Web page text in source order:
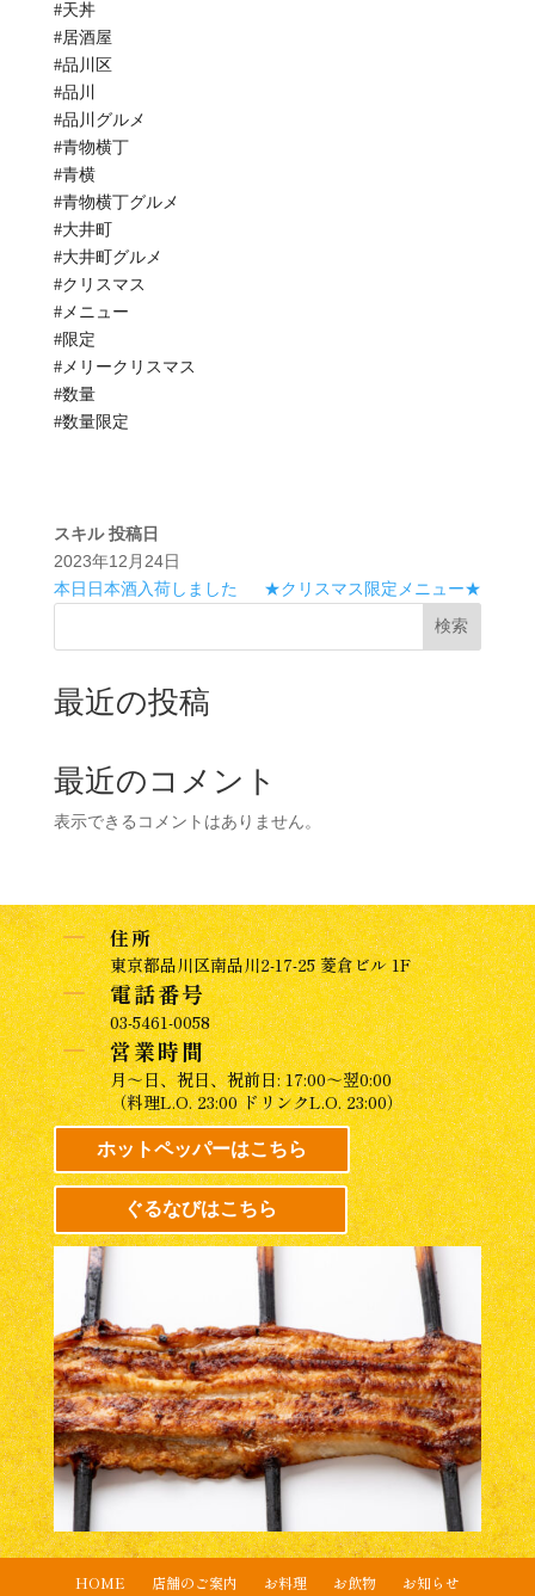
#天丼
#居酒屋
#品川区
#品川
#品川グルメ
#青物横丁
#青横
#青物横丁グルメ
#大井町
#大井町グルメ
#クリスマス
#メニュー
#限定
#メリークリスマス
#数量
#数量限定
スキル 投稿日
2023年12月24日
本日日本酒入荷しました
★クリスマス限定メニュー★
検索
最近の投稿
最近のコメント
表示できるコメントはありません。
K 住所
東京都品川区南品川2-17-25 菱倉ビル 1F
K 電話番号
03-5461-0058
K 営業時間
月～日、祝日、祝前日: 17:00～翌0:00
（料理L.O. 23:00 ドリンクL.O. 23:00）
ホットペッパーはこちら
ぐるなびはこちら
HOME 店舗のご案内 お料理 お飲物 お知らせ